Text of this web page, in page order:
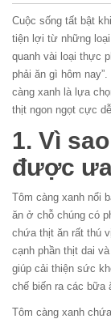
Cuộc sống tất bật
tiện lợi từ những
quanh vài loại thực
phải ăn gì hôm
càng xanh là lựa
thịt ngon ngọt cực
1. Vì
được
Tôm càng xanh nổi
ăn ở chỗ chúng có
chứa thịt ăn rất thú
cạnh phần thịt dai
giúp cải thiện sức
chế biến ra các bữa
Tôm càng xanh